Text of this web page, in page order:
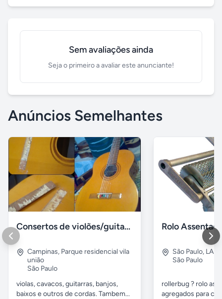
Sem avaliações ainda
Seja o primeiro a avaliar este anunciante!
Anúncios Semelhantes
Consertos de violões/guitarras e outros de cordas
Campinas, Parque residencial vila
união
São Paulo
violas, cavacos, guitarras, banjos,
baixos e outros de cordas. Tambem...
São Paulo, LAPA
São Paulo
rollerbug ? rolo
agregados para